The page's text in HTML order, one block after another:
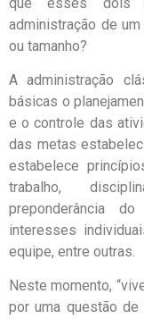
administração de
ou tamanho?
A administração
básicas o
e o controle das
das metas
estabelece
trabalho,
preponderância
interesses
equipe, entre outras.
Neste momento,
por uma questão de